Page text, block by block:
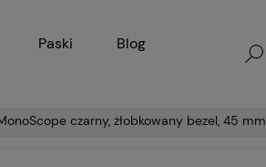
Paski Blog
czarny, żłobkowany bezel, 45 mm